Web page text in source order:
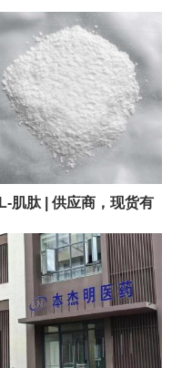
L-肌肽 | 供应商，现货有